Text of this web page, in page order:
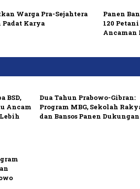
Warga Pra-Sejahtera
Karya
Panen
120
BSD,
Ancam
Dua Tahun Prabowo-Gibran:
Program MBG, Sekolah
dan Bansos Panen Dukungan